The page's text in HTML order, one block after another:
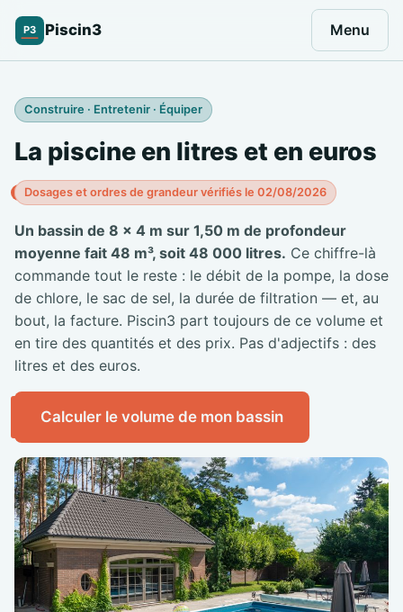
P3 Piscin3 Menu
Construire · Entretenir · Équiper
La piscine en litres et en euros
Dosages et ordres de grandeur vérifiés le 02/08/2026
Un bassin de 8 × 4 m sur 1,50 m de profondeur
moyenne fait 48 m³, soit 48 000 litres. Ce chiffre-là
commande tout le reste : le débit de la pompe, la dose
de chlore, le sac de sel, la durée de filtration — et, au
bout, la facture. Piscin3 part toujours de ce volume et
en tire des quantités et des prix. Pas d'adjectifs : des
litres et des euros.
Calculer le volume de mon bassin